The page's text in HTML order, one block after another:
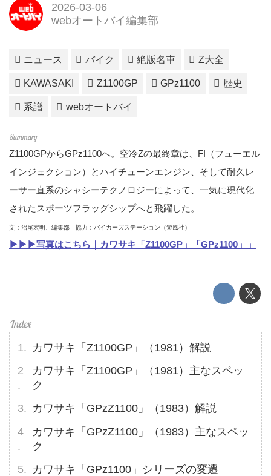
2026-03-06
webオートバイ編集部
ニュース バイク 絶版名車 Z大全
KAWASAKI Z1100GP GPz1100 歴史
系譜 webオートバイ
Z1100GPからGPz1100へ。空冷Zの最終章は、FI（フューエル
インジェクション）とハイチューンエンジン、そして耐久レ
ーサー直系のシャシーテクノロジーによって、一気に現代化
されたスポーツフラッグシップへと飛躍した。
文：沼尾宏明、編集部 協力：バイカーズステーション（遊風社）
▶▶▶写真はこちら｜カワサキ「Z1100GP」「GPz1100」」
カワサキ「Z1100GP」（1981）解説
カワサキ「Z1100GP」（1981）主なスペッ
ク
カワサキ「GPzZ1100」（1983）解説
カワサキ「GPzZ1100」（1983）主なスペッ
ク
カワサキ「GPz1100」シリーズの変遷